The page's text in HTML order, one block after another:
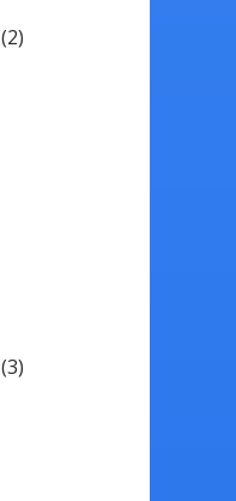
(2)
(3)